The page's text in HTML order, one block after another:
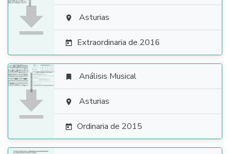
  Asturias
 Extraordinaria de 2016

 Análisis Musical
 Asturias
 Ordinaria de 2015